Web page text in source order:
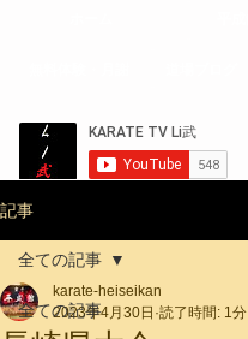
記事
全ての記事
全ての記事
karate-heiseikan
2023年4月30日 読了時間: 1分